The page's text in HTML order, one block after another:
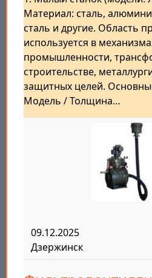
Материал: сталь,
сталь и другие. Область
используется в
промышленности,
строительстве,
защитных целей.
Модель / Толщина…
09.12.2025
Дзержинск